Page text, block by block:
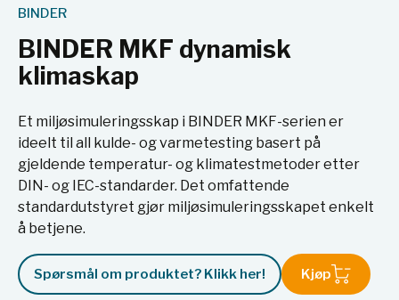
BINDER
BINDER MKF dynamisk
klimaskap
Et miljøsimuleringsskap i BINDER MKF-serien er
ideelt til all kulde- og varmetesting basert på
gjeldende temperatur- og klimatestmetoder etter
DIN- og IEC-standarder. Det omfattende
standardutstyret gjør miljøsimuleringsskapet enkelt
å betjene.
Spørsmål om produktet? Klikk her! Kjøp